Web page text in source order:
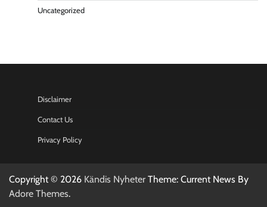
Uncategorized
Disclaimer
Contact Us
Privacy Policy
Copyright © 2026 Kändis Nyheter Theme: Current News By
Adore Themes.